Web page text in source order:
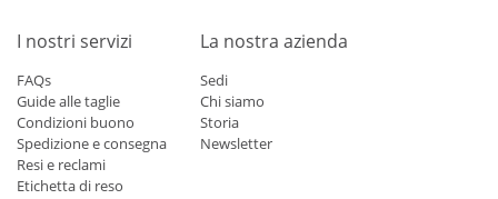
I nostri servizi
FAQs
Guide alle taglie
Condizioni buono
Spedizione e consegna
Resi e reclami
Etichetta di reso
La nostra azienda
Sedi
Chi siamo
Storia
Newsletter